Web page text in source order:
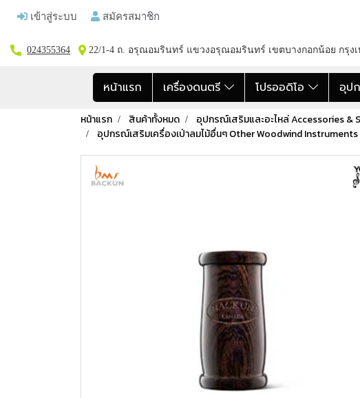
เข้าสู่ระบบ สมัครสมาชิก
024355364 22/1-4 ถ. อรุณอมรินทร์ แขวงอรุณอมรินทร์ เขตบางกอกน้อย กรุง
หน้าแรก เครื่องดนตรี โปรออดิโอ อุป
หน้าแรก สินค้าทั้งหมด อุปกรณ์เสริมและอะไหล่ Accessories &
อุปกรณ์เสริมเครื่องเป่าลมไม้อื่นๆ Other Woodwind